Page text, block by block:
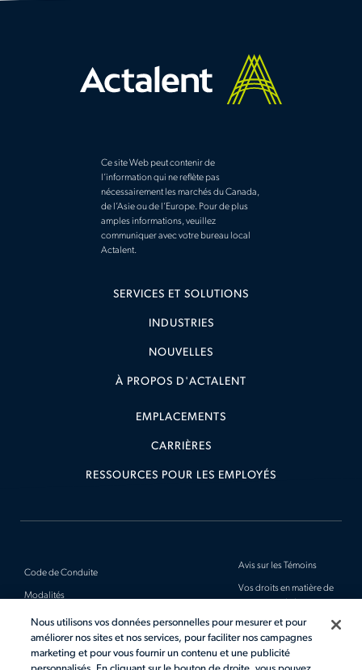
Ce site Web peut contenir de
l’information qui ne reflète pas
nécessairement les marchés du Canada,
de l’Asie ou de l’Europe. Pour de plus
amples informations, veuillez
communiquer avec votre bureau local
Actalent.
SERVICES ET SOLUTIONS
INDUSTRIES
NOUVELLES
À PROPOS D'ACTALENT
EMPLACEMENTS
CARRIÈRES
RESSOURCES POUR LES EMPLOYÉS
Code de Conduite
Modalités
Avis de Confidentialité
Avis Obligatoires
Avis sur les Témoins
Vos droits en matière de
Plan du Site
Nous utilisons vos données personnelles pour mesurer et pour
améliorer nos sites et nos services, pour faciliter nos campagnes
marketing et pour vous fournir un contenu et une publicité